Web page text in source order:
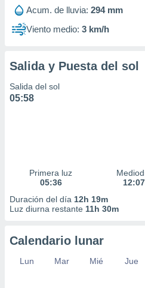
1199
Acum. de lluvia: 294 mm
Viento medio: 3 km/h
Salida y Puesta del sol
Salida del sol
05:58
Primera luz
05:36
12:07
Duración del día 12h 19m
Luz diurna restante 11h 30m
Calendario lunar
Lun Mar Mié Jue